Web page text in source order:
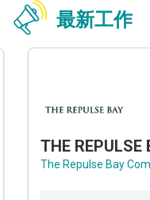
最新工作
The Repulse Bay